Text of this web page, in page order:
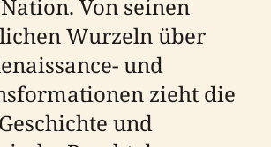
Von seinen
Wurzeln über
und
zieht die
und